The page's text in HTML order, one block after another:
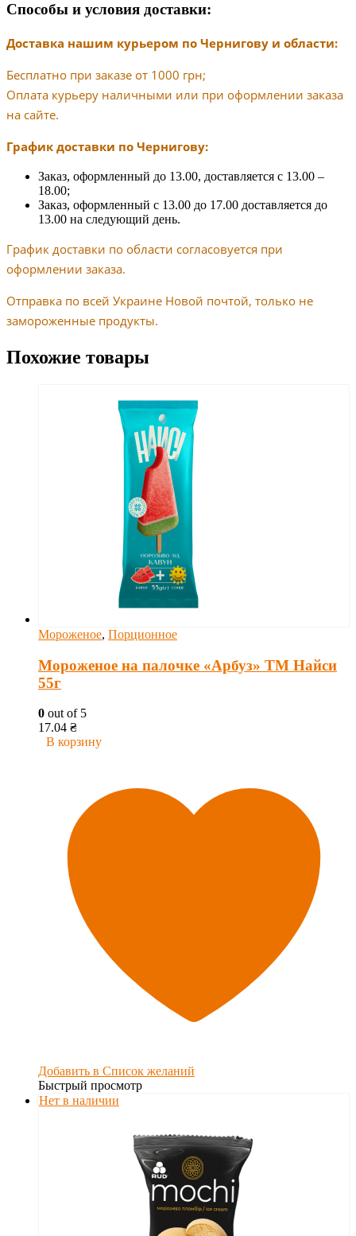
Способы и условия доставки:
Доставка нашим курьером по Чернигову и области:
Бесплатно при заказе от 1000 грн;
Оплата курьеру наличными или при оформлении заказа
на сайте.
График доставки по Чернигову:
Заказ, оформленный до 13.00, доставляется с 13.00 –
18.00;
Заказ, оформленный с 13.00 до 17.00 доставляется до
13.00 на следующий день.
График доставки по области согласовуется при
оформлении заказа.
Отправка по всей Украине Новой почтой, только не
замороженные продукты.
Похожие товары
Мороженое, Порционное
Мороженое на палочке «Арбуз» ТМ Найси
55г
0 out of 5
17.04 ₴
В корзину
Добавить в Список желаний
Быстрый просмотр
Нет в наличии